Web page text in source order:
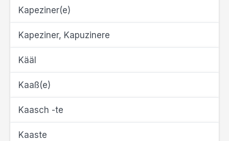
Kapeziner(e)
Kapeziner, Kapuzinere
Kääl
Kaaß(e)
Kaasch -te
Kaaste